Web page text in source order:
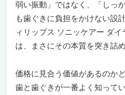
弱い振動」ではなく、「しっ
も歯ぐきに負担をかけない設
ィリップス ソニッケアー ダ
は、まさにその本質を突き詰
価格に見合う価値があるのか
歯と歯ぐきが一番よく知って